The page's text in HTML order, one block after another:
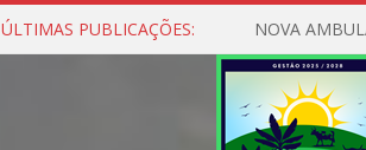
ÚLTIMAS PUBLICAÇÕES: NOVA